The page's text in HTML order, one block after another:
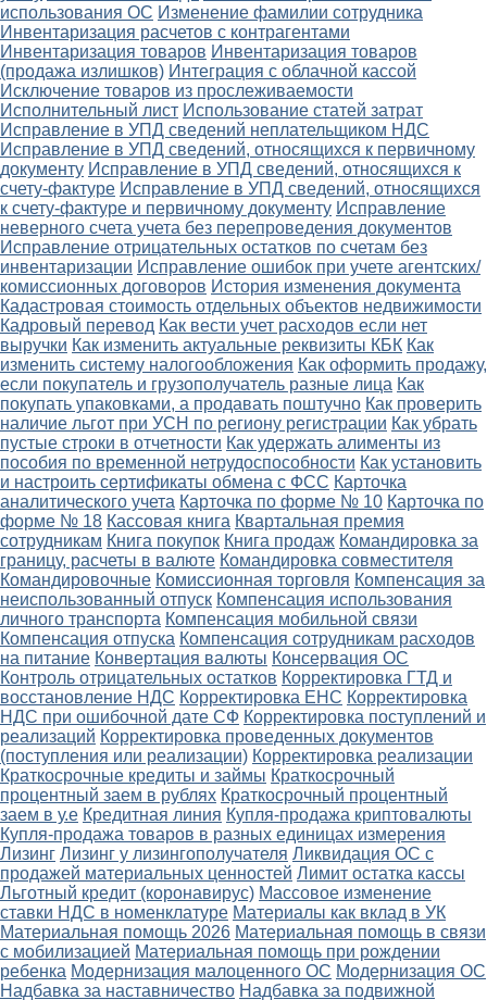
использования ОС Изменение фамилии сотрудника
Инвентаризация расчетов с контрагентами
Инвентаризация товаров Инвентаризация товаров
(продажа излишков) Интеграция с облачной кассой
Исключение товаров из прослеживаемости
Исполнительный лист Использование статей затрат
Исправление в УПД сведений неплательщиком НДС
Исправление в УПД сведений, относящихся к первичному
документу Исправление в УПД сведений, относящихся к
счету-фактуре Исправление в УПД сведений, относящихся
к счету-фактуре и первичному документу Исправление
неверного счета учета без перепроведения документов
Исправление отрицательных остатков по счетам без
инвентаризации Исправление ошибок при учете агентских/
комиссионных договоров История изменения документа
Кадастровая стоимость отдельных объектов недвижимости
Кадровый перевод Как вести учет расходов если нет
выручки Как изменить актуальные реквизиты КБК Как
изменить систему налогообложения Как оформить продажу,
если покупатель и грузополучатель разные лица Как
покупать упаковками, а продавать поштучно Как проверить
наличие льгот при УСН по региону регистрации Как убрать
пустые строки в отчетности Как удержать алименты из
пособия по временной нетрудоспособности Как установить
и настроить сертификаты обмена с ФСС Карточка
аналитического учета Карточка по форме № 10 Карточка по
форме № 18 Кассовая книга Квартальная премия
сотрудникам Книга покупок Книга продаж Командировка за
границу, расчеты в валюте Командировка совместителя
Командировочные Комиссионная торговля Компенсация за
неиспользованный отпуск Компенсация использования
личного транспорта Компенсация мобильной связи
Компенсация отпуска Компенсация сотрудникам расходов
на питание Конвертация валюты Консервация ОС
Контроль отрицательных остатков Корректировка ГТД и
восстановление НДС Корректировка ЕНС Корректировка
НДС при ошибочной дате СФ Корректировка поступлений и
реализаций Корректировка проведенных документов
(поступления или реализации) Корректировка реализации
Краткосрочные кредиты и займы Краткосрочный
процентный заем в рублях Краткосрочный процентный
заем в у.е Кредитная линия Купля-продажа криптовалюты
Купля-продажа товаров в разных единицах измерения
Лизинг Лизинг у лизингополучателя Ликвидация ОС с
продажей материальных ценностей Лимит остатка кассы
Льготный кредит (коронавирус) Массовое изменение
ставки НДС в номенклатуре Материалы как вклад в УК
Материальная помощь 2026 Материальная помощь в связи
с мобилизацией Материальная помощь при рождении
ребенка Модернизация малоценного ОС Модернизация ОС
Надбавка за наставничество Надбавка за подвижной